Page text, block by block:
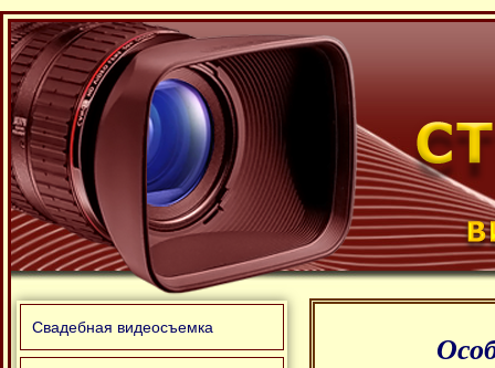
Свадебная видеосъемка